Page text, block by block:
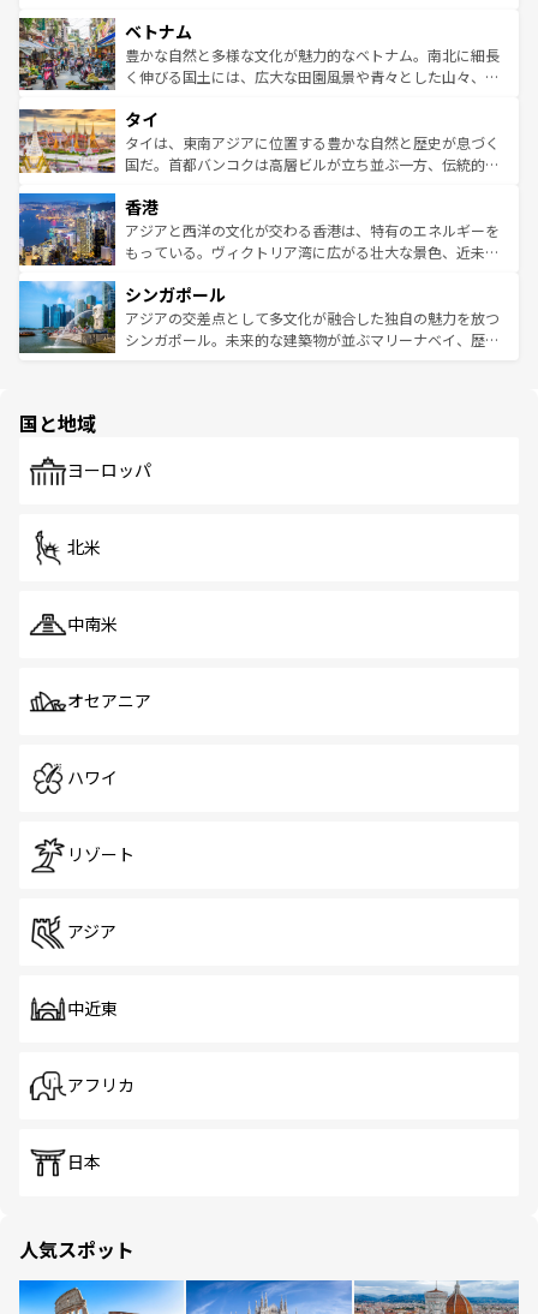
参照してほしい。
容にもいいと評判のスイーツなど、バラエティ豊かな料理
が味わえる。 なお、新着の台湾情報は コンテンツ一覧を参
照してほしい。
き、地方に足を延ばせば四季折々の自然美を楽しむことが
できる。そして、キムチや焼肉、絶品のストリートフード
まで、さまざまな韓国料理が待っている。夜には、韓国な
リティに包まれながら、韓国の多彩な魅力を心ゆくまで味
わってみてほしい。 なお、新着の韓国情報はコンテンツ一
覧を参照してほしい。
ベトナム
豊かな自然と多様な文化が魅力的なベトナム。南北に細長
く伸びる国土には、広大な田園風景や青々とした山々、世
急速な発展と共に伝統が息づく。ハノイの古い町並みやホ
ーチミン市のフランス統治時代の建物も、独特の雰囲気を
醸し出している。また、バラエティの豊かさとおいしさで
とつ。フォーやバインミー、ベトナムコーヒーなどは、ぜ
ひ現地で味わいたい。どの地域を訪れてもあたたかい人々
が旅行者を迎えてくれるので、きっと忘れられない旅にな
参照してほしい。
タイ
タイは、東南アジアに位置する豊かな自然と歴史が息づく
国だ。首都バンコクは高層ビルが立ち並ぶ一方、伝統的な
の活気が交差している。北部ではチェンマイなどの山岳地
帯で自然と触れ合い、南部ではプーケットやクラビの美し
いビーチでリゾート気分を楽しむことができる。タイ料理
激する。気候は一年中温暖で、どの季節にも異なる楽しみ
が待っている。親しみやすいタイの人々、仏教を中心とし
た文化、そして多様な観光資源が、訪れる旅人を魅了し続
香港
アジアと西洋の文化が交わる香港は、特有のエネルギーを
もっている。ヴィクトリア湾に広がる壮大な景色、近未来
み、どこを訪れても感動するはず。観光スポットが密集し
ており、効率よく見どころを回れるのも魅力。息をのむよ
うな絶景から文化的な体験まで、香港を存分に楽しみ尽く
シンガポール
アジアの交差点として多文化が融合した独自の魅力を放つ
シンガポール。未来的な建築物が並ぶマリーナベイ、歴史
で、ホーカーズは地元の風情を楽しめる外せないスポット
国と地域
ヨーロッパ
北米
中南米
オセアニア
ハワイ
リゾート
アジア
中近東
アフリカ
日本
人気スポット